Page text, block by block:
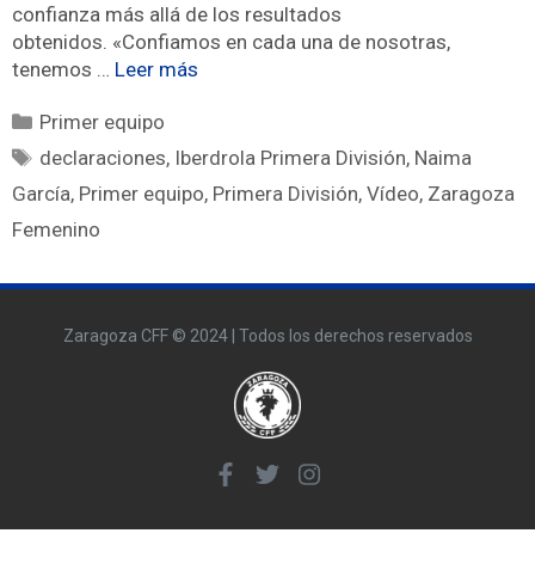
confianza más allá de los resultados
obtenidos. «Confiamos en cada una de nosotras,
tenemos … Leer más
Primer equipo
declaraciones, Iberdrola Primera División, Naima
García, Primer equipo, Primera División, Vídeo, Zaragoza
Femenino
Zaragoza CFF © 2024 | Todos los derechos reservados